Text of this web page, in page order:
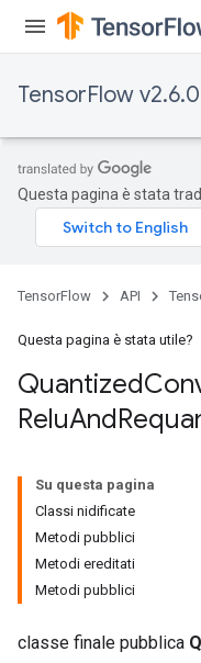
TensorFlow v2.6.0
Questa pagina è stata
TensorFlow API
Questa pagina è stata utile?
Quantized
ReluAnd
Su questa pagina
Classi nidificate
Metodi pubblici
Metodi ereditati
Metodi pubblici
classe finale pubblica